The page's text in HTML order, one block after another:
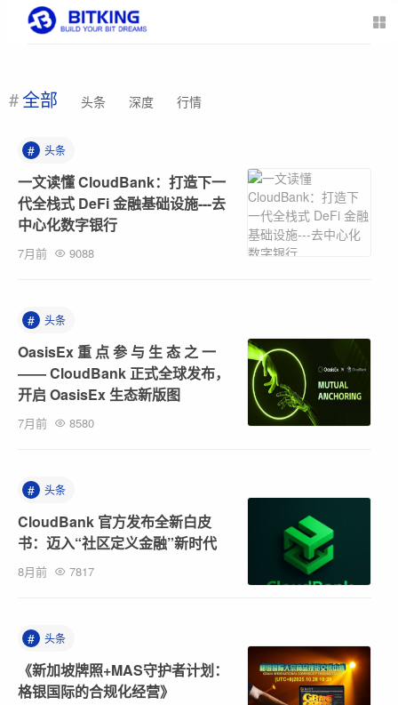
全部 头条 深度 行情
# 头条
一文读懂 CloudBank：打造下一
代全栈式 DeFi 金融基础设施---去
中心化数字银行
7月前 9088
# 头条
OasisEx 重 点 参 与 生 态 之 一
—— CloudBank 正式全球发布，
开启 OasisEx 生态新版图
7月前 8580
# 头条
CloudBank 官方发布全新白皮
书：迈入“社区定义金融”新时代
8月前 7817
# 头条
《新加坡牌照+MAS守护者计划：
格银国际的合规化经营》